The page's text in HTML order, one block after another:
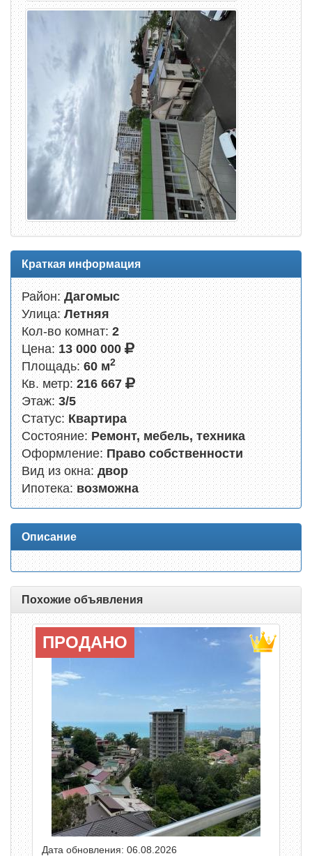
Краткая информация
Район:Дагомыс
Улица:Летняя
Кол-во комнат:2
Цена: 13 000 000
Площадь:60 м2
Кв. метр:216 667
Этаж:3/5
Статус:Квартира
Состояние:Ремонт, мебель, техника
Оформление:Право собственности
Вид из окна:двор
Ипотека:возможна
Описание
Похожие объявления
ПРОДАНО
Дата обновления: 06.08.2026